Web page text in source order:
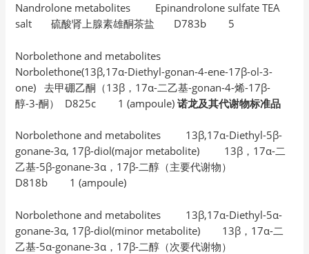
Nandrolone metabolites Epinandrolone sulfate TEA
salt 硫酸肾上腺素雄酮茶盐 D783b 5
Norbolethone and metabolites
Norbolethone(13β,17α-Diethyl-gonan-4-ene-17β-ol-3-
one) 去甲硼乙酮（13β，17α-二乙基-gonan-4-烯-17β-
醇-3-酮） D825c 1 (ampoule)诺龙及其代谢物标准品
Norbolethone and metabolites 13β,17α-Diethyl-5β-
gonane-3α, 17β-diol(major metabolite) 13β，17α-二
乙基-5β-gonane-3α，17β-二醇（主要代谢物）
D818b 1 (ampoule)
Norbolethone and metabolites 13β,17α-Diethyl-5α-
gonane-3α, 17β-diol(minor metabolite) 13β，17α-二
乙基-5α-gonane-3α，17β-二醇（次要代谢物）